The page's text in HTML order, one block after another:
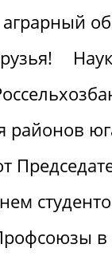
районов
в